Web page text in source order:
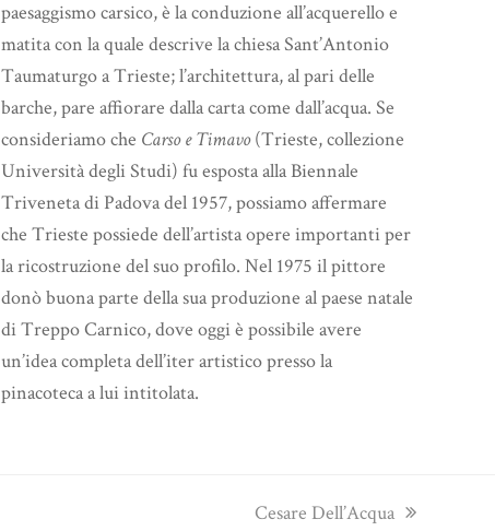
paesaggismo carsico, è la conduzione all’acquerello e
matita con la quale descrive la chiesa Sant’Antonio
Taumaturgo a Trieste; l’architettura, al pari delle
barche, pare affiorare dalla carta come dall’acqua. Se
consideriamo che Carso e Timavo(Trieste, collezione
Università degli Studi) fu esposta alla Biennale
Triveneta di Padova del 1957, possiamo affermare
che Trieste possiede dell’artista opere importanti per
la ricostruzione del suo profilo. Nel 1975 il pittore
donò buona parte della sua produzione al paese natale
di Treppo Carnico, dove oggi è possibile avere
un’idea completa dell’iter artistico presso la
pinacoteca a lui intitolata.
next
Cesare Dell’Acqua